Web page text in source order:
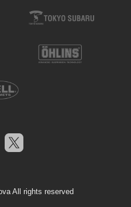
All rights reserved